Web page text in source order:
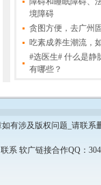
境障碍
贪图方便，去广州
吃素成养生潮流，
#选医生# 什么是静
有哪些？
有涉及版权问题_请联系
系 软广链接合作QQ：